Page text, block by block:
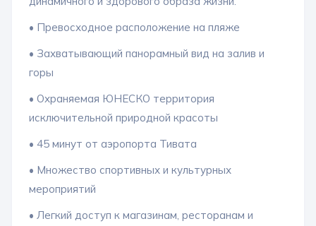
• Превосходное расположение на пляже
• Захватывающий панорамный вид на залив и
горы
• Охраняемая ЮНЕСКО территория
исключительной природной красоты
• 45 минут от аэропорта Тивата
• Множество спортивных и культурных
мероприятий
• Легкий доступ к магазинам, ресторанам и